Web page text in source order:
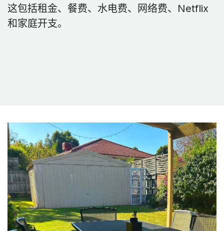
这包括租金、餐费、水电费、网络费、Netflix
和家庭开支。